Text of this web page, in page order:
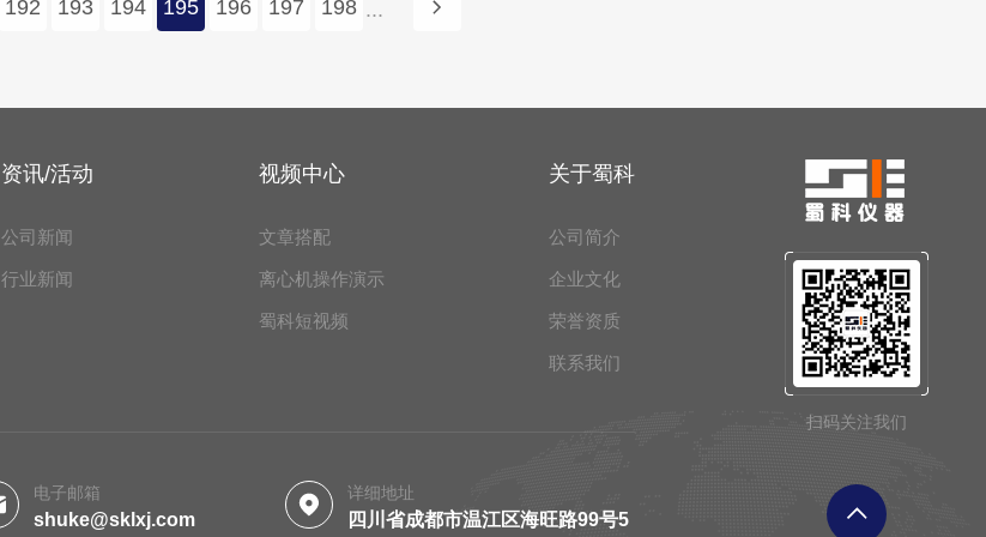
192 193 194 195 196 197 198 ...
资讯/活动
公司新闻
行业新闻
视频中心
文章搭配
离心机操作演示
蜀科短视频
关于蜀科
公司简介
企业文化
荣誉资质
联系我们
电子邮箱
shuke@sklxj.com
详细地址
四川省成都市温江区海旺路99号5
扫码关注我们